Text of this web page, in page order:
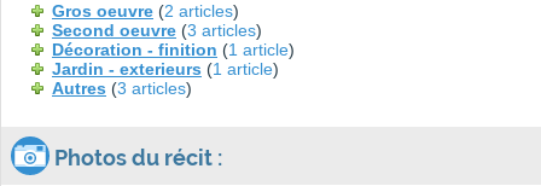
Gros oeuvre (2 articles)
Second oeuvre (3 articles)
Décoration - finition (1 article)
Jardin - exterieurs (1 article)
Autres (3 articles)
Photos du récit :